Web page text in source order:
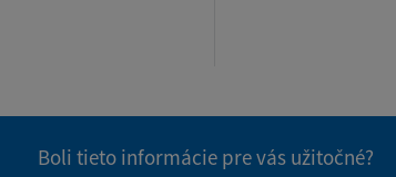
Boli tieto informácie pre vás užitočné?